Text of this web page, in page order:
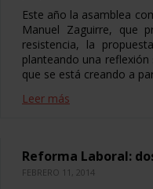
Este año la asamblea
Manuel Zaguirre, que
resistencia, la
planteando una
que se está creando a
Leer más
Reforma Laboral:
FEBRERO 11, 2014